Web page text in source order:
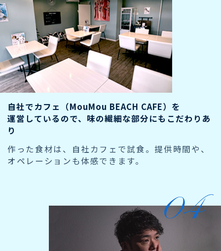
自社でカフェ（MouMou BEACH CAFE）を
運営しているので、味の繊細な部分にもこだわりあ
り
作った食材は、自社カフェで試食。提供時間や、
オペレーションも体感できます。